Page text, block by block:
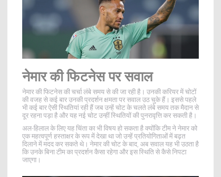
नेमार की फिटनेस पर सवाल
नेमार की फिटनेस की चर्चा लंबे समय से की जा रही है। उनकी करियर में चोटों
की वजह से कई बार उनकी प्रदर्शन क्षमता पर सवाल उठ चुके हैं। इससे पहले
भी कई बार ऐसी स्थितियां रही हैं जब उन्हें चोट के चलते लंबे समय तक मैदान से
दूर रहना पड़ा है और यह नई चोट उन्हीं स्थितियों की पुनरावृत्ति कर सकती है।
अल-हिलाल के लिए यह चिंता का भी विषय हो सकता है क्योंकि टीम ने नेमार को
एक महत्वपूर्ण हस्ताक्षर के रूप में देखा था जो उन्हें प्रतियोगिताओं में बढ़त
दिलाने में मदद कर सकते थे। नेमार की चोट के बाद, अब सवाल यह भी उठता है
कि उनके बिना टीम का प्रदर्शन कैसा रहेगा और इस स्थिति से कैसे निपटा
जाएगा।